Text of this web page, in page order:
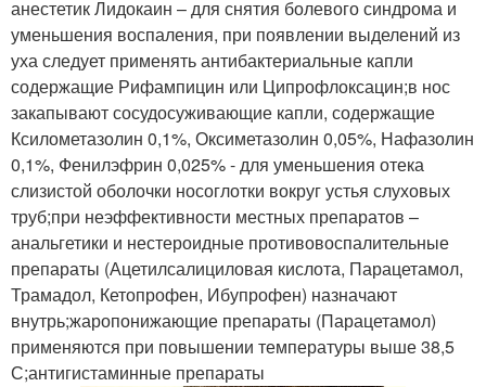
анестетик Лидокаин – для снятия болевого синдрома и
уменьшения воспаления, при появлении выделений из
уха следует применять антибактериальные капли
содержащие Рифампицин или Ципрофлоксацин;в нос
закапывают сосудосуживающие капли, содержащие
Ксилометазолин 0,1%, Оксиметазолин 0,05%, Нафазолин
0,1%, Фенилэфрин 0,025% - для уменьшения отека
слизистой оболочки носоглотки вокруг устья слуховых
труб;при неэффективности местных препаратов –
анальгетики и нестероидные противовоспалительные
препараты (Ацетилсалициловая кислота, Парацетамол,
Трамадол, Кетопрофен, Ибупрофен) назначают
внутрь;жаропонижающие препараты (Парацетамол)
применяются при повышении температуры выше 38,5
С;антигистаминные препараты